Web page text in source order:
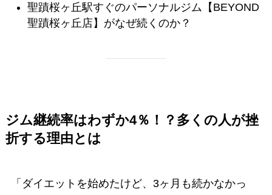
聖蹟桜ヶ丘駅すぐのパーソナルジム【BEYOND
聖蹟桜ヶ丘店】がなぜ続くのか？
ジム継続率はわずか4％！？多くの人が挫
折する理由とは
「ダイエットを始めたけど、3ヶ月も続かなかっ